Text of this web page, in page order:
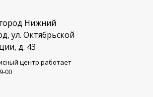
Нижний
, ул. Октябрьской
д. 43
центр работает
00